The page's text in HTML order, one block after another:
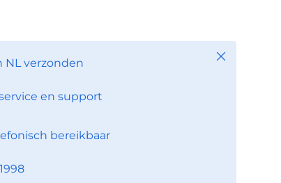
NL verzonden
en support
bereikbaar
Sluiten